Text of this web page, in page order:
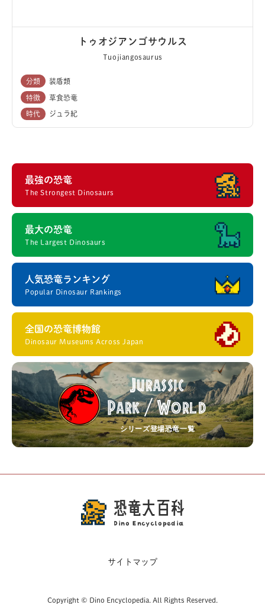
トゥオジアンゴサウルス
Tuojiangosaurus
分類 装盾類
特徴 草食恐竜
時代 ジュラ紀
最強の恐竜
The Strongest Dinosaurs
最大の恐竜
The Largest Dinosaurs
人気恐竜ランキング
Popular Dinosaur Rankings
全国の恐竜博物館
Dinosaur Museums Across Japan
Jurassic
Park/World
シリーズ登場恐竜一覧
恐竜大百科
Dino Encyclopedia
サイトマップ
Copyright © Dino Encyclopedia. All Rights Reserved.